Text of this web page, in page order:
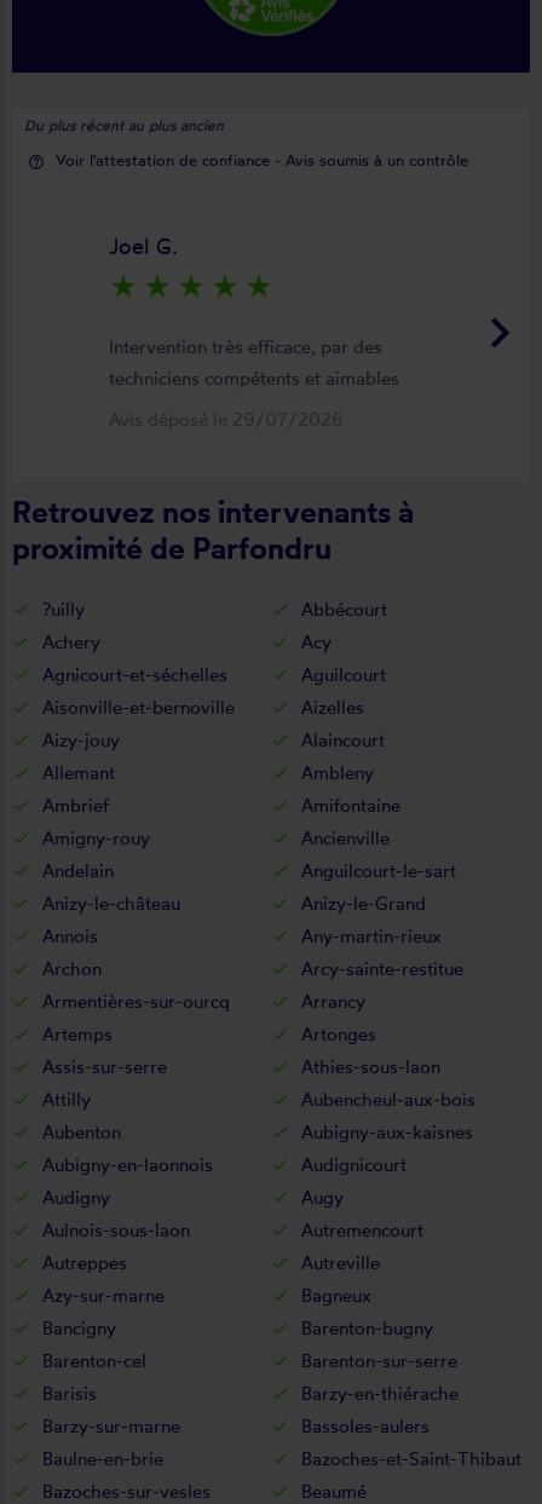
Du plus récent au plus ancien
help_outline Voir l'attestation de confiance - Avis soumis à un contrôle
keyboard_arrow_right
Joel G.
star_rate star_rate star_rate star_rate star_rate
Intervention très efficace, par des
techniciens compétents et aimables
Avis déposé le 29/07/2026
Retrouvez nos intervenants à
proximité de Parfondru
?uilly
Abbécourt
Achery
Acy
Agnicourt-et-séchelles
Aguilcourt
Aisonville-et-bernoville
Aizelles
Aizy-jouy
Alaincourt
Allemant
Ambleny
Ambrief
Amifontaine
Amigny-rouy
Ancienville
Andelain
Anguilcourt-le-sart
Anizy-le-château
Anizy-le-Grand
Annois
Any-martin-rieux
Archon
Arcy-sainte-restitue
Armentières-sur-ourcq
Arrancy
Artemps
Artonges
Assis-sur-serre
Athies-sous-laon
Attilly
Aubencheul-aux-bois
Aubenton
Aubigny-aux-kaisnes
Aubigny-en-laonnois
Audignicourt
Audigny
Augy
Aulnois-sous-laon
Autremencourt
Autreppes
Autreville
Azy-sur-marne
Bagneux
Bancigny
Barenton-bugny
Barenton-cel
Barenton-sur-serre
Barisis
Barzy-en-thiérache
Barzy-sur-marne
Bassoles-aulers
Baulne-en-brie
Bazoches-et-Saint-Thibaut
Bazoches-sur-vesles
Beaumé